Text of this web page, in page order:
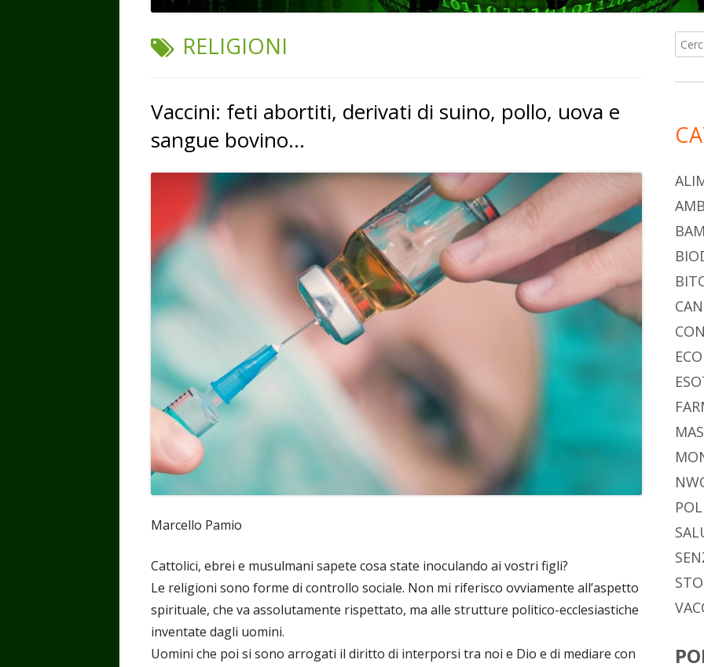
TAG:
RELIGIONI
Vaccini: feti abortiti, derivati di suino, pollo, uova e
sangue bovino…
Marcello Pamio
Cattolici, ebrei e musulmani sapete cosa state inoculando ai vostri figli?
Le religioni sono forme di controllo sociale. Non mi riferisco ovviamente all’aspetto
spirituale, che va assolutamente rispettato, ma alle strutture politico-ecclesiastiche
inventate dagli uomini.
Uomini che poi si sono arrogati il diritto di interporsi tra noi e Dio e di mediare con
per: